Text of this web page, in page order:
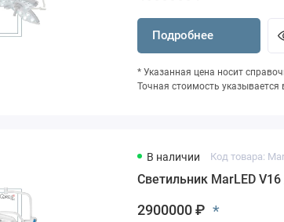
Подробнее
* Указанная цена носит
Точная стоимость
В наличии Код товара:
Светильник MarLED
2900000 ₽ *